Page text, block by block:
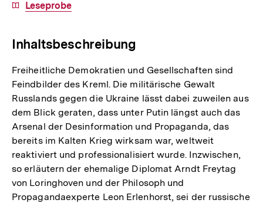
Download-
Leseprobe
Inhaltsbeschreibung
Freiheitliche Demokratien und Gesellschaften sind
Feindbilder des Kreml. Die militärische Gewalt
Russlands gegen die Ukraine lässt dabei zuweilen aus
dem Blick geraten, dass unter Putin längst auch das
Arsenal der Desinformation und Propaganda, das
bereits im Kalten Krieg wirksam war, weltweit
reaktiviert und professionalisiert wurde. Inzwischen,
so erläutern der ehemalige Diplomat Arndt Freytag
von Loringhoven und der Philosoph und
Propagandaexperte Leon Erlenhorst, sei der russische